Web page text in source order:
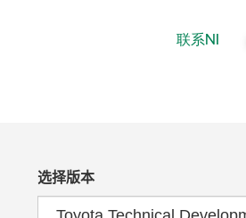
联系NI
选择版本